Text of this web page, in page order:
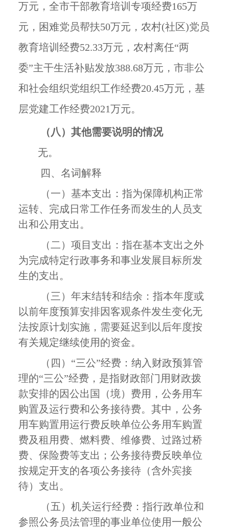
万元，全市干部教育培训专项经费165万
元，困难党员帮扶50万元，农村(社区)党员
教育培训经费52.33万元，农村离任“两
委”主干生活补贴发放388.68万元，市非公
和社会组织党组织工作经费20.45万元，基
层党建工作经费2021万元。
（八）其他需要说明的情况
无。
四、 名词解释
（一）基本支出：指为保障机构正常
运转、完成日常工作任务而发生的人员支
出和公用支出。
（二）项目支出：指在基本支出之外
为完成特定行政事务和事业发展目标所发
生的支出。
（三）年末结转和结余：指本年度或
以前年度预算安排因客观条件发生变化无
法按原计划实施，需要延迟到以后年度按
有关规定继续使用的资金。
（四）“三公”经费：纳入财政预算管
理的“三公”经费，是指财政部门用财政拨
款安排的因公出国（境）费用，公务用车
购置及运行费和公务接待费。其中，公务
用车购置用运行费反映单位公务用车购置
费及租用费、燃料费、维修费、过路过桥
费、保险费等支出；公务接待费反映单位
按规定开支的各项公务接待（含外宾接
待）支出。
（五）机关运行经费：指行政单位和
参照公务员法管理的事业单位使用一般公